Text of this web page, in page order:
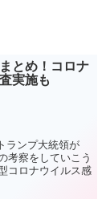
とめ！コロナ
実施も
ランプ大統領が
考察をしていこう
コロナウイルス感